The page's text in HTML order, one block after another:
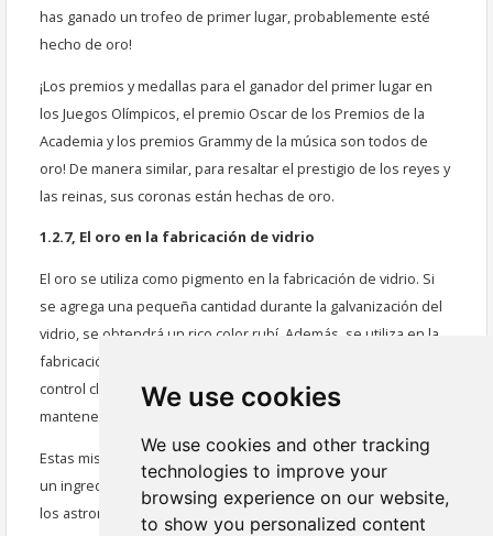
We use cookies
We use cookies and other tracking
technologies to improve your
browsing experience on our website,
to show you personalized content
has ganado un trofeo de primer lugar, probablemente esté
hecho de oro!
¡Los premios y medallas para el ganador del primer lugar en
los Juegos Olímpicos, el premio Oscar de los Premios de la
Academia y los premios Grammy de la música son todos de
oro! De manera similar, para resaltar el prestigio de los reyes y
las reinas, sus coronas están hechas de oro.
1.2.7, El oro en la fabricación de vidrio
El oro se utiliza como pigmento en la fabricación de vidrio. Si
se agrega una pequeña cantidad durante la galvanización del
vidrio, se obtendrá un rico color rubí. Además, se utiliza en la
fabricación de vidrio especializado para edificios y vitrinas con
control climático. Dado que refleja la radiación solar, ayuda a
mantener los edificios frescos.
Estas mismas propiedades reflectantes hacen que el oro sea
un ingrediente ideal en la creación de la visera del casco de
los astronautas también.